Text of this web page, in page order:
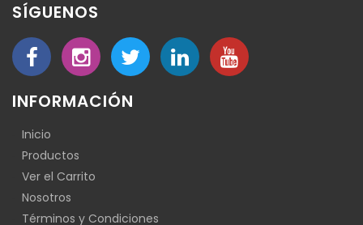
SÍGUENOS
INFORMACIÓN
Inicio
Productos
Ver el Carrito
Nosotros
Términos y Condiciones